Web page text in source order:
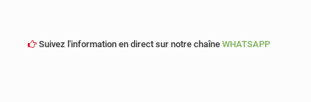
Suivez l'information en direct sur notre chaîne WHATSAPP